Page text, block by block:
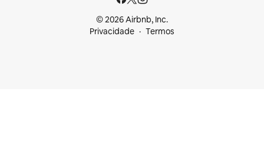
© 2026 Airbnb, Inc.
Privacidade
Termos